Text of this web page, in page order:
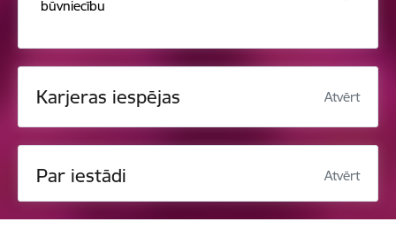
būvniecību
Karjeras iespējas Atvērt
Par iestādi Atvērt